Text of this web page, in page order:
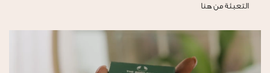
التعبئة من هنا